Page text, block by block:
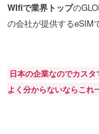
WIfiで業界トップの
の会社が提供するeSIM
日本の企業なのでカス
よく分からないならこれ